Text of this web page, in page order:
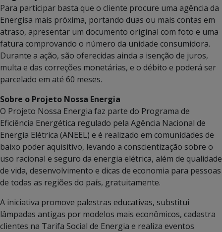
Para participar basta que o cliente procure uma agência da
Energisa mais próxima, portando duas ou mais contas em
atraso, apresentar um documento original com foto e uma
fatura comprovando o número da unidade consumidora.
Durante a ação, são oferecidas ainda a isenção de juros,
multa e das correções monetárias, e o débito e poderá ser
parcelado em até 60 meses.
Sobre o Projeto Nossa Energia
O Projeto Nossa Energia faz parte do Programa de
Eficiência Energética regulado pela Agência Nacional de
Energia Elétrica (ANEEL) e é realizado em comunidades de
baixo poder aquisitivo, levando a conscientização sobre o
uso racional e seguro da energia elétrica, além de qualidade
de vida, desenvolvimento e dicas de economia para pessoas
de todas as regiões do país, gratuitamente.
A iniciativa promove palestras educativas, substitui
lâmpadas antigas por modelos mais econômicos, cadastra
clientes na Tarifa Social de Energia e realiza eventos